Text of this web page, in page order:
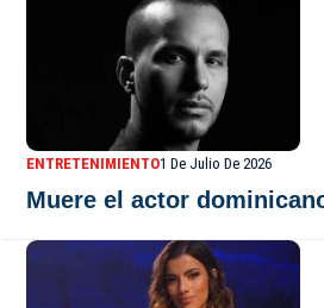
ENTRETENIMIENTO1 De Julio De 2026
Muere el actor